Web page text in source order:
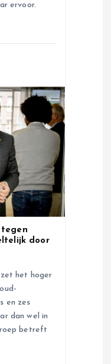
ervoor.
door
het hoger
en zes
dan wel in
betreft